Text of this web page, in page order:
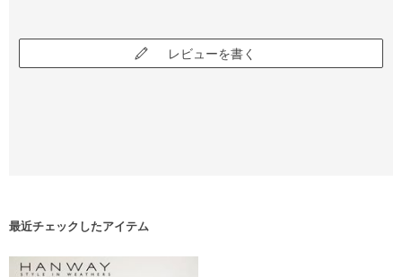
レビューを書く
最近チェックしたアイテム